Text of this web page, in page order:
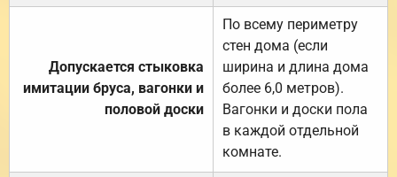
Допускается стыковка
имитации бруса, вагонки и
половой доски
По всему периметру
стен дома (если
ширина и длина дома
более 6,0 метров).
Вагонки и доски пола
в каждой отдельной
комнате.